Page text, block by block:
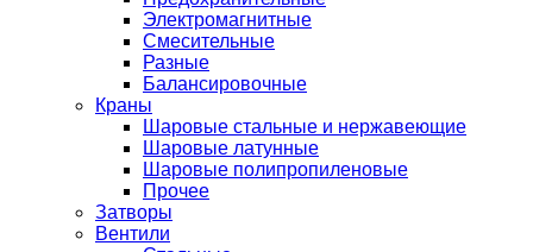
Электромагнитные
Смесительные
Разные
Балансировочные
Краны
Шаровые стальные и нержавеющие
Шаровые латунные
Шаровые полипропиленовые
Прочее
Затворы
Вентили